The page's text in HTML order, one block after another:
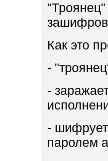
"Троянец"
Как это
-
-
-
паролем